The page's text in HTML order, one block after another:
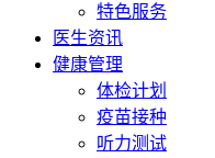
特色服务
医生资讯
健康管理
体检计划
疫苗接种
听力测试